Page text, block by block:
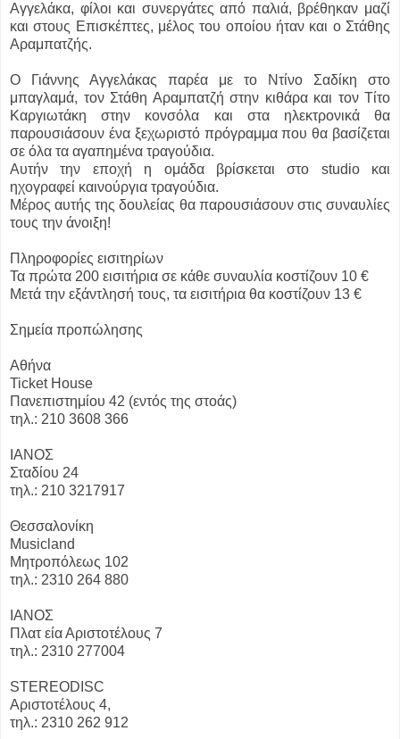
Αγγελάκα, φίλοι και συνεργάτες από παλιά, βρέθηκαν μαζί
και στους Επισκέπτες, μέλος του οποίου ήταν και ο Στάθης
Αραμπατζής.
Ο Γιάννης Αγγελάκας παρέα με το Ντίνο Σαδίκη στο
μπαγλαμά, τον Στάθη Αραμπατζή στην κιθάρα και τον Τίτο
Καργιωτάκη στην κονσόλα και στα ηλεκτρονικά θα
παρουσιάσουν ένα ξεχωριστό πρόγραμμα που θα βασίζεται
σε όλα τα αγαπημένα τραγούδια.
Αυτήν την εποχή η ομάδα βρίσκεται στο studio και
ηχογραφεί καινούργια τραγούδια.
Μέρος αυτής της δουλείας θα παρουσιάσουν στις συναυλίες
τους την άνοιξη!
Πληροφορίες εισιτηρίων
Τα πρώτα 200 εισιτήρια σε κάθε συναυλία κοστίζουν 10 €
Μετά την εξάντλησή τους, τα εισιτήρια θα κοστίζουν 13 €
Σημεία προπώλησης
Αθήνα
Ticket House
Πανεπιστημίου 42 (εντός της στοάς)
τηλ.: 210 3608 366
IΑΝΟΣ
Σταδίου 24
τηλ.: 210 3217917
Θεσσαλονίκη
Musicland
Μητροπόλεως 102
τηλ.: 2310 264 880
ΙΑΝΟΣ
Πλατ εία Αριστοτέλους 7
τηλ.: 2310 277004
STEREODISC
Αριστοτέλους 4,
τηλ.: 2310 262 912